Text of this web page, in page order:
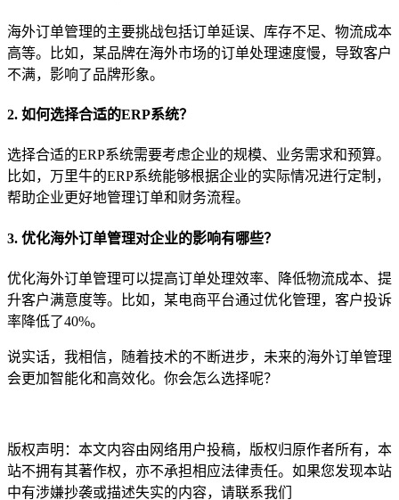
海外订单管理的主要挑战包括订单延误、库存不足、物流成本
高等。比如，某品牌在海外市场的订单处理速度慢，导致客户
不满，影响了品牌形象。
2. 如何选择合适的ERP系统？
选择合适的ERP系统需要考虑企业的规模、业务需求和预算。
比如，万里牛的ERP系统能够根据企业的实际情况进行定制，
帮助企业更好地管理订单和财务流程。
3. 优化海外订单管理对企业的影响有哪些？
优化海外订单管理可以提高订单处理效率、降低物流成本、提
升客户满意度等。比如，某电商平台通过优化管理，客户投诉
率降低了40%。
说实话，我相信，随着技术的不断进步，未来的海外订单管理
会更加智能化和高效化。你会怎么选择呢？
版权声明：本文内容由网络用户投稿，版权归原作者所有，本
站不拥有其著作权，亦不承担相应法律责任。如果您发现本站
中有涉嫌抄袭或描述失实的内容，请联系我们